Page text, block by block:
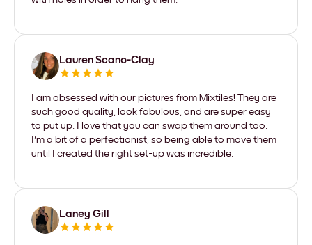
Lauren Scano-Clay
I am obsessed with our pictures from Mixtiles! They are
such good quality, look fabulous, and are super easy
to put up. I love that you can swap them around too.
I'm a bit of a perfectionist, so being able to move them
until I created the right set-up was incredible.
Laney Gill